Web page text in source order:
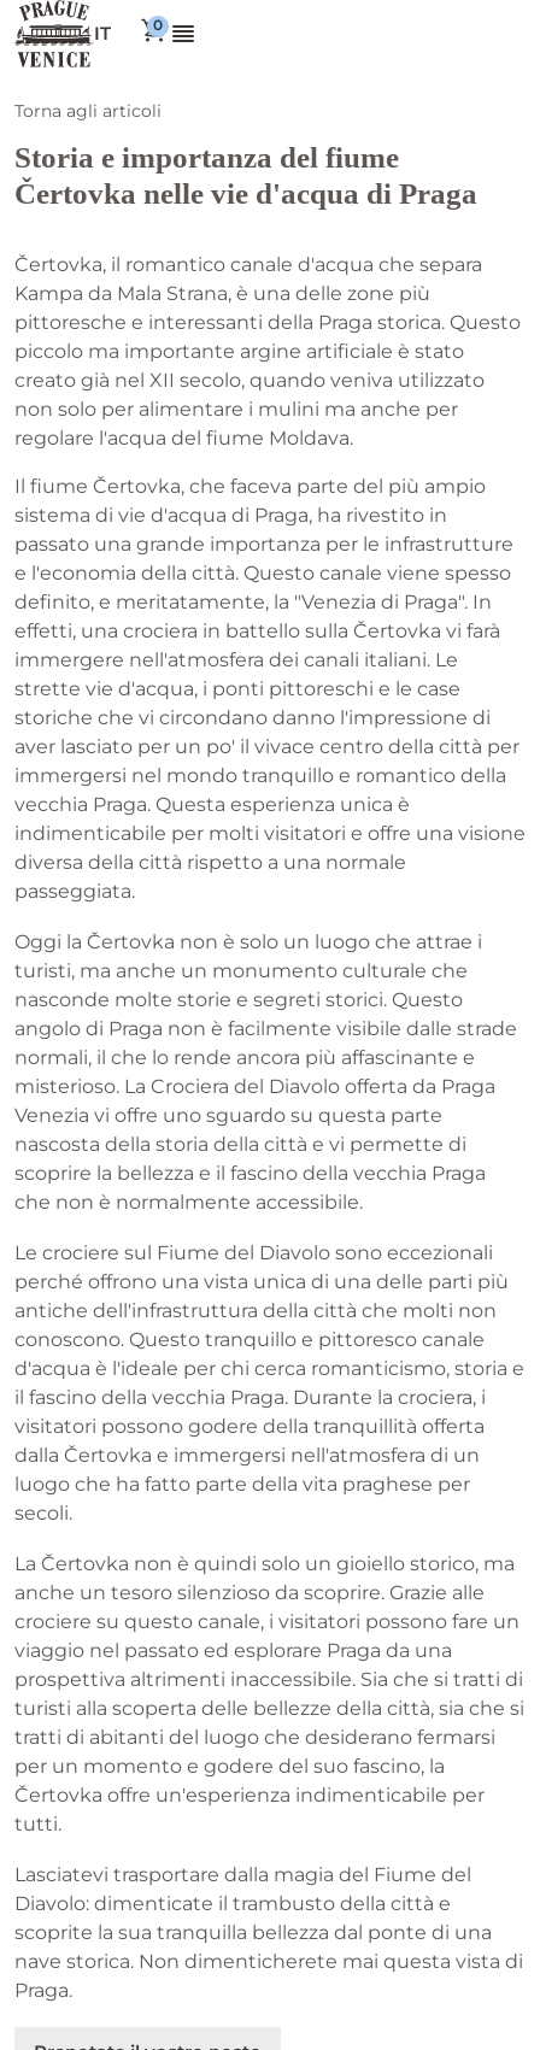
IT
Torna agli articoli
Storia e importanza del fiume
Čertovka nelle vie d'acqua di Praga
Čertovka, il romantico canale d'acqua che separa
Kampa da Mala Strana, è una delle zone più
pittoresche e interessanti della Praga storica. Questo
piccolo ma importante argine artificiale è stato
creato già nel XII secolo, quando veniva utilizzato
non solo per alimentare i mulini ma anche per
regolare l'acqua del fiume Moldava.
Il fiume Čertovka, che faceva parte del più ampio
sistema di vie d'acqua di Praga, ha rivestito in
passato una grande importanza per le infrastrutture
e l'economia della città. Questo canale viene spesso
definito, e meritatamente, la "Venezia di Praga". In
effetti, una crociera in battello sulla Čertovka vi farà
immergere nell'atmosfera dei canali italiani. Le
strette vie d'acqua, i ponti pittoreschi e le case
storiche che vi circondano danno l'impressione di
aver lasciato per un po' il vivace centro della città per
immergersi nel mondo tranquillo e romantico della
vecchia Praga. Questa esperienza unica è
indimenticabile per molti visitatori e offre una visione
diversa della città rispetto a una normale
passeggiata.
Oggi la Čertovka non è solo un luogo che attrae i
turisti, ma anche un monumento culturale che
nasconde molte storie e segreti storici. Questo
angolo di Praga non è facilmente visibile dalle strade
normali, il che lo rende ancora più affascinante e
misterioso. La Crociera del Diavolo offerta da Praga
Venezia vi offre uno sguardo su questa parte
nascosta della storia della città e vi permette di
scoprire la bellezza e il fascino della vecchia Praga
che non è normalmente accessibile.
Le crociere sul Fiume del Diavolo sono eccezionali
perché offrono una vista unica di una delle parti più
antiche dell'infrastruttura della città che molti non
conoscono. Questo tranquillo e pittoresco canale
d'acqua è l'ideale per chi cerca romanticismo, storia e
il fascino della vecchia Praga. Durante la crociera, i
visitatori possono godere della tranquillità offerta
dalla Čertovka e immergersi nell'atmosfera di un
luogo che ha fatto parte della vita praghese per
secoli.
La Čertovka non è quindi solo un gioiello storico, ma
anche un tesoro silenzioso da scoprire. Grazie alle
crociere su questo canale, i visitatori possono fare un
viaggio nel passato ed esplorare Praga da una
prospettiva altrimenti inaccessibile. Sia che si tratti di
turisti alla scoperta delle bellezze della città, sia che si
tratti di abitanti del luogo che desiderano fermarsi
per un momento e godere del suo fascino, la
Čertovka offre un'esperienza indimenticabile per
tutti.
Lasciatevi trasportare dalla magia del Fiume del
Diavolo: dimenticate il trambusto della città e
scoprite la sua tranquilla bellezza dal ponte di una
nave storica. Non dimenticherete mai questa vista di
Praga.